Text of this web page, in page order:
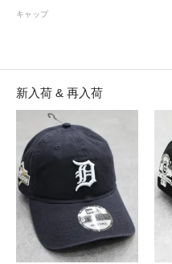
キャップ
新入荷 & 再入荷